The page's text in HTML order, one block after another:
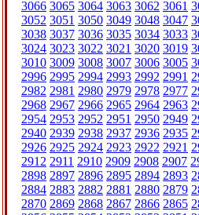
3066 3065 3064 3063 3062 3061
3052 3051 3050 3049 3048 3047
3038 3037 3036 3035 3034 3033
3024 3023 3022 3021 3020 3019
3010 3009 3008 3007 3006 3005
2996 2995 2994 2993 2992 2991
2982 2981 2980 2979 2978 2977
2968 2967 2966 2965 2964 2963
2954 2953 2952 2951 2950 2949
2940 2939 2938 2937 2936 2935
2926 2925 2924 2923 2922 2921
2912 2911 2910 2909 2908 2907
2898 2897 2896 2895 2894 2893
2884 2883 2882 2881 2880 2879
2870 2869 2868 2867 2866 2865